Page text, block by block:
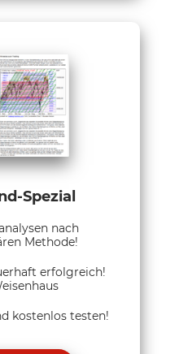
Spezial
nach
Methode!
erfolgreich!
kostenlos testen!